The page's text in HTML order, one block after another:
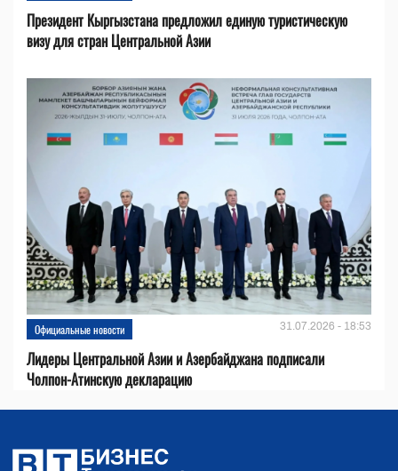
Президент Кыргызстана предложил единую туристическую
визу для стран Центральной Азии
Официальные новости 31.07.2026 - 18:53
Лидеры Центральной Азии и Азербайджана подписали
Чолпон-Атинскую декларацию